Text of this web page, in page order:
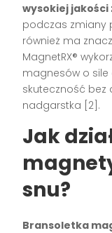
wysokiej jakości
podczas zmiany
również ma
MagnetRX®
magnesów o sile
skuteczność
nadgarstka [2] .
Jak
snu?
Bransoletka